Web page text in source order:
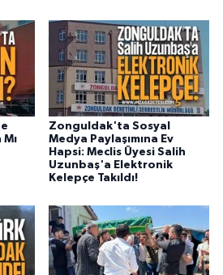
Zonguldak'ta Sosyal
Medya Paylaşımına Ev
Hapsi: Meclis Üyesi Salih
Uzunbaş'a Elektronik
Kelepçe Takıldı!